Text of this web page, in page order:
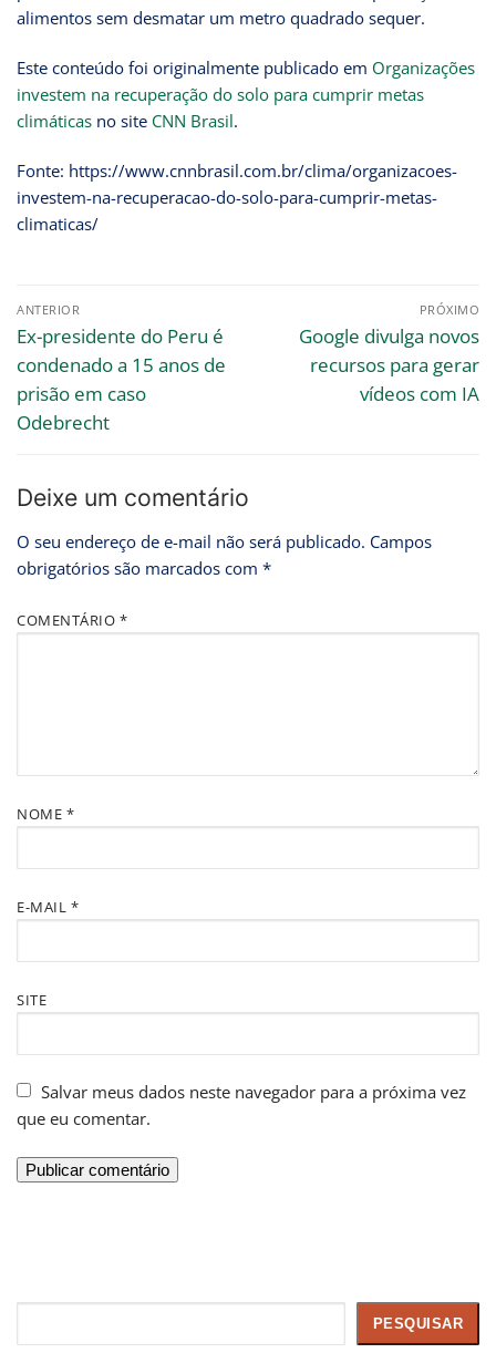
alimentos sem desmatar um metro quadrado sequer.
Este conteúdo foi originalmente publicado em Organizações
investem na recuperação do solo para cumprir metas
climáticas no site CNN Brasil.
Fonte: https://www.cnnbrasil.com.br/clima/organizacoes-
investem-na-recuperacao-do-solo-para-cumprir-metas-
climaticas/
ANTERIOR
Ex-presidente do Peru é
condenado a 15 anos de
prisão em caso
Odebrecht
PRÓXIMO
Google divulga novos
recursos para gerar
vídeos com IA
Deixe um comentário
O seu endereço de e-mail não será publicado. Campos
obrigatórios são marcados com *
COMENTÁRIO *
NOME *
E-MAIL *
SITE
Salvar meus dados neste navegador para a próxima vez
que eu comentar.
PESQUISAR